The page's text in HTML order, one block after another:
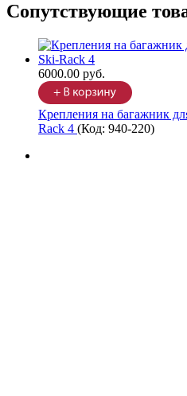
Сопутствующие
6000.00 руб.
Крепления на багажник
Rack 4 (Код: 940-220)